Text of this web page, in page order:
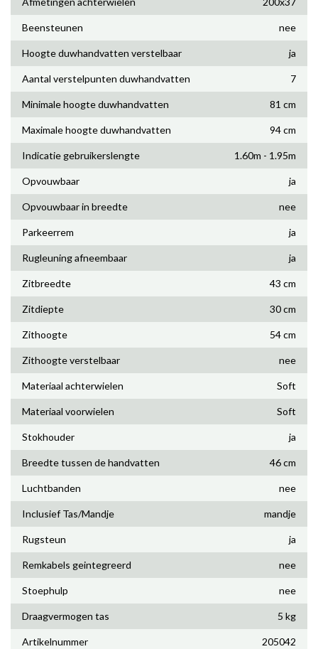
Beensteunen nee
Hoogte duwhandvatten verstelbaar ja
Aantal verstelpunten duwhandvatten 7
Minimale hoogte duwhandvatten 81 cm
Maximale hoogte duwhandvatten 94 cm
Indicatie gebruikerslengte 1.60m - 1.95m
Opvouwbaar ja
Opvouwbaar in breedte nee
Parkeerrem ja
Rugleuning afneembaar ja
Zitbreedte 43 cm
Zitdiepte 30 cm
Zithoogte 54 cm
Zithoogte verstelbaar nee
Materiaal achterwielen Soft
Materiaal voorwielen Soft
Stokhouder ja
Breedte tussen de handvatten 46 cm
Luchtbanden nee
Inclusief Tas/Mandje mandje
Rugsteun ja
Remkabels geintegreerd nee
Stoephulp nee
Draagvermogen tas 5 kg
Artikelnummer 205042